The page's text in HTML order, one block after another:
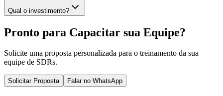
Qual o investimento?
Pronto para Capacitar sua Equipe?
Solicite uma proposta personalizada para o treinamento da sua
equipe de SDRs.
Solicitar Proposta Falar no WhatsApp